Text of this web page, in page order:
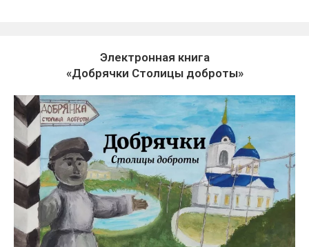
Электронная книга
«Добрячки Столицы доброты»